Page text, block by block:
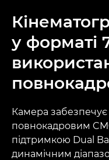
у форматі
Камера забезпечує
повнокадровим
підтримкою Dual
динамічним